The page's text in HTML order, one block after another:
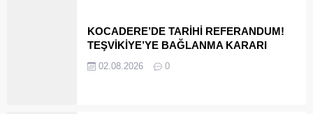
KOCADERE’DE TARİHİ REFERANDUM!
TEŞVİKİYE’YE BAĞLANMA KARARI
02.08.2026 0